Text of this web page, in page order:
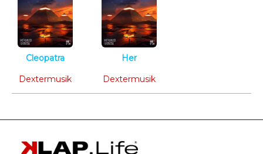
Cleopatra
Dextermusik
Her
Dextermusik